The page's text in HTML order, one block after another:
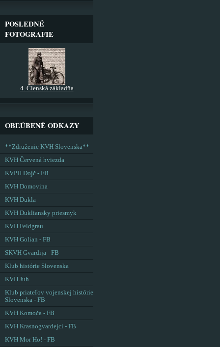
POSLEDNÉ
FOTOGRAFIE
4. Členská základňa
OBĽÚBENÉ ODKAZY
**Združenie KVH Slovenska**
KVH Červená hviezda
KVPH Dojč - FB
KVH Domovina
KVH Dukla
KVH Dukliansky priesmyk
KVH Feldgrau
KVH Golian - FB
SKVH Gvardija - FB
Klub histórie Slovenska
KVH Juh
Klub priateľov vojenskej histórie
Slovenska - FB
KVH Komoča - FB
KVH Krasnogvardejci - FB
KVH Mor Ho! - FB